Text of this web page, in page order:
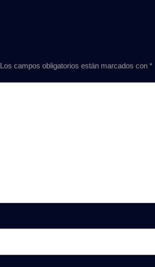
Los campos obligatorios están marcados con *